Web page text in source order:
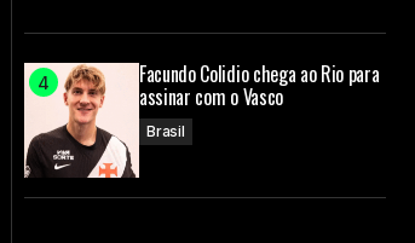
Facundo Colidio chega ao Rio para
assinar com o Vasco
Brasil